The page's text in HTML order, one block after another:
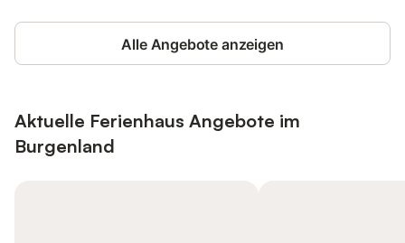
Alle Angebote anzeigen
Aktuelle Ferienhaus Angebote im
Burgenland